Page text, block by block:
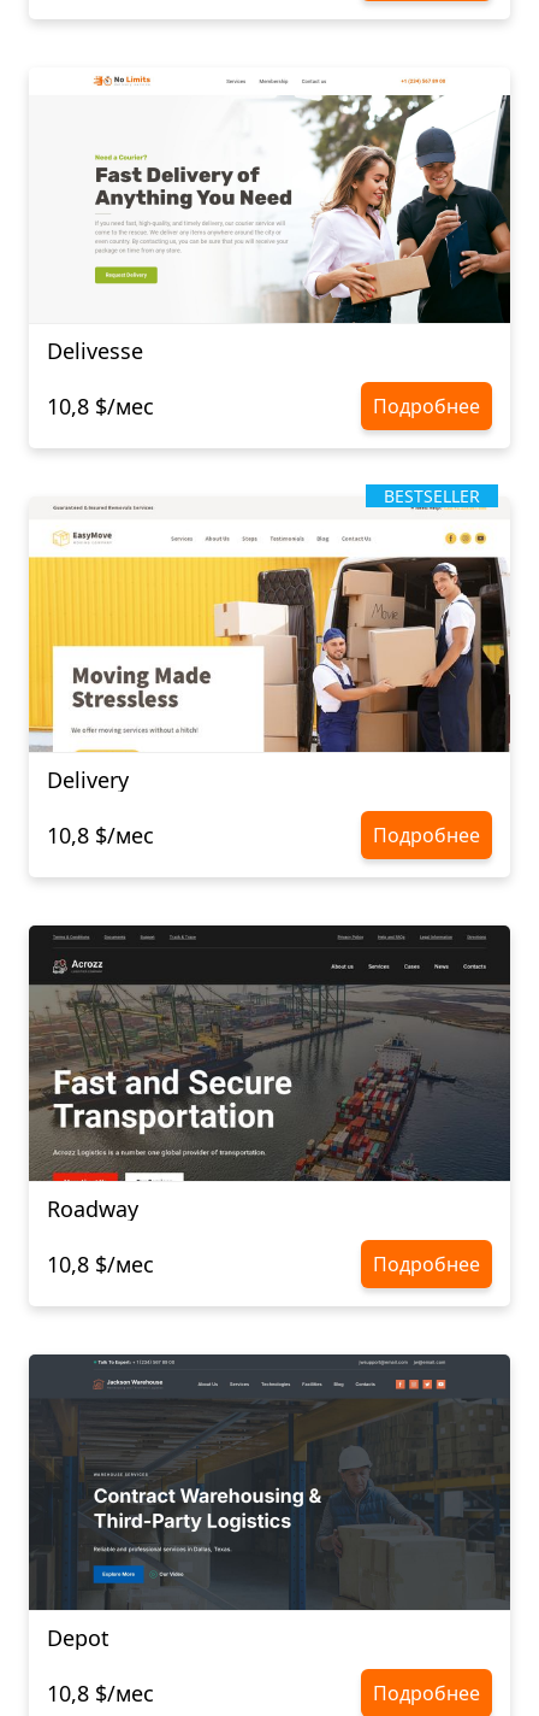
Delivesse
10,8 $/мес
Подробнее
BESTSELLER
Delivery
10,8 $/мес
Подробнее
Roadway
10,8 $/мес
Подробнее
Depot
10,8 $/мес
Подробнее